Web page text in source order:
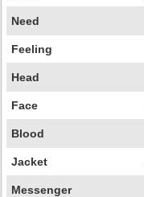
Need
Feeling
Head
Face
Blood
Jacket
Messenger